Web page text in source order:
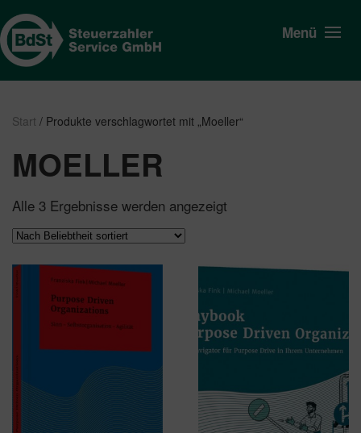
Menü
Start / Produkte verschlagwortet mit „Moeller“
MOELLER
Alle 3 Ergebnisse werden angezeigt